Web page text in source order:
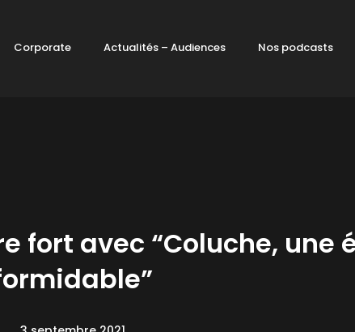
Corporate Actualités – Audiences Nos podcasts
fort avec “Coluche, une